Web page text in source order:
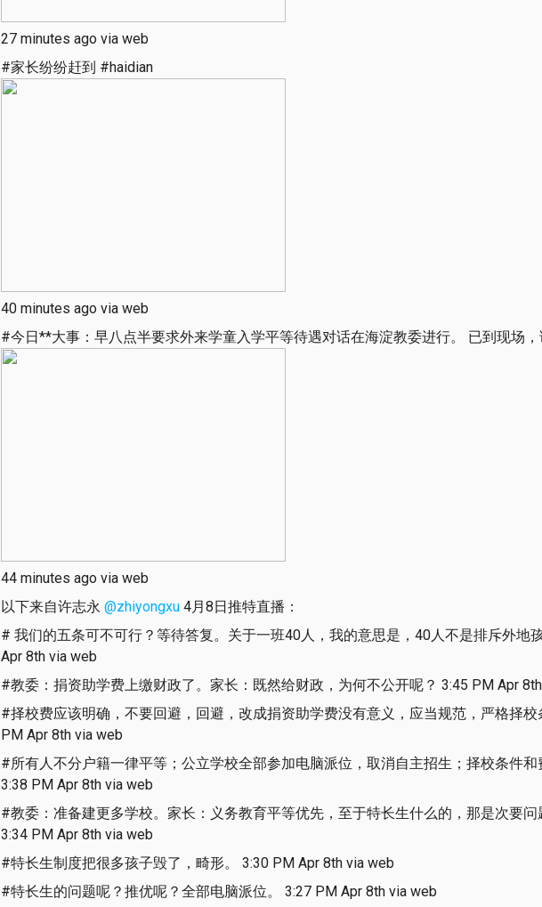
27 minutes ago via web
#家长纷纷赶到 #haidian
40 minutes ago via web
#今日**大事：早八点半要求外来学童入学平等待遇对话在海淀教委进行。 已到现场
44 minutes ago via web
以下来自许志永 @zhiyongxu 4月8日推特直播：
# 我们的五条可不可行？等待答复。关于一班40人，我的意思是，40人不是排斥外地
Apr 8th via web
#教委：捐资助学费上缴财政了。家长：既然给财政，为何不公开呢？ 3:45 PM Apr
#择校费应该明确，不要回避，回避，改成捐资助学费没有意义，应当规范，严格择
PM Apr 8th via web
#所有人不分户籍一律平等；公立学校全部参加电脑派位，取消自主招生；择校条件和
3:38 PM Apr 8th via web
#教委：准备建更多学校。家长：义务教育平等优先，至于特长生什么的，那是次要问
3:34 PM Apr 8th via web
#特长生制度把很多孩子毁了，畸形。 3:30 PM Apr 8th via web
#特长生的问题呢？推优呢？全部电脑派位。 3:27 PM Apr 8th via web